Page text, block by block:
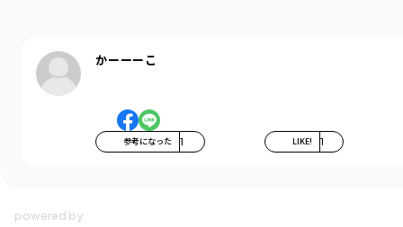
かーーーこ
参考になった 1 LIKE! 1